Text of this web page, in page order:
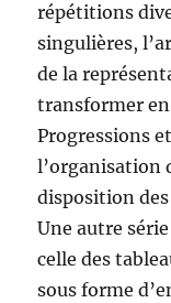
répétitions
singulières,
de la
transformer
Progressions
l’organisation
disposition
Une autre
celle des
sous forme